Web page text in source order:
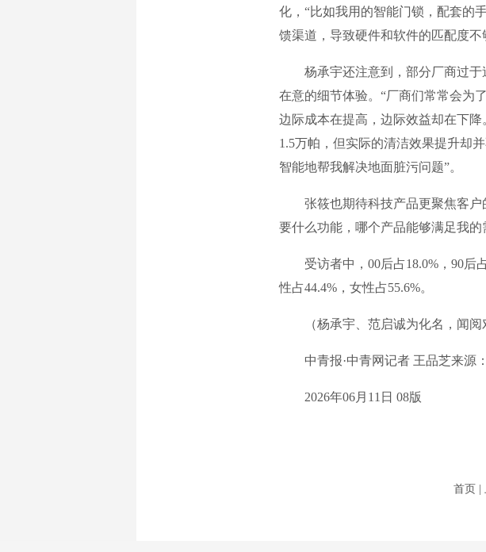
化，“比如我用的智能门锁，配套的
馈渠道，导致硬件和软件的匹配度不
杨承宇还注意到，部分厂商过于
在意的细节体验。“厂商们常常会为
边际成本在提高，边际效益却在下
1.5万帕，但实际的清洁效果提升却
智能地帮我解决地面脏污问题”。
张筱也期待科技产品更聚焦客户
要什么功能，哪个产品能够满足我的
受访者中，00后占18.0%，90后占
性占44.4%，女性占55.6%。
（杨承宇、范启诚为化名，闻阅
中青报·中青网记者 王品芝来源
2026年06月11日 08版
首页 |